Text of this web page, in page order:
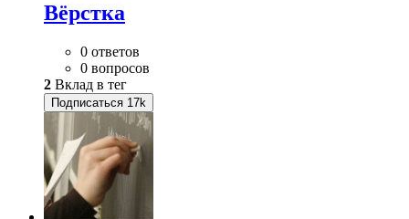
Вёрстка
0 ответов
0 вопросов
2 Вклад в тег
Подписаться 17k